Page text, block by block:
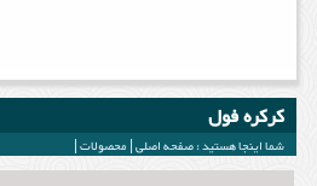
کرکره فول
شما اینجا هستید :صفحه اصلی| محصولات|